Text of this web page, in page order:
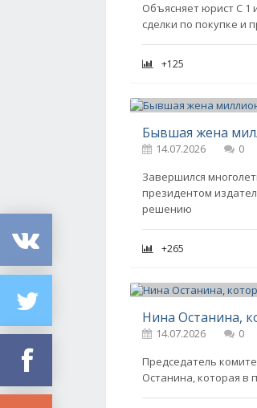
Объясняет юрист С
сделки по покупке и
+125
14.07.2026
0
Завершился
президентом
решению
+265
14.07.2026
0
Председатель
Останина, которая в